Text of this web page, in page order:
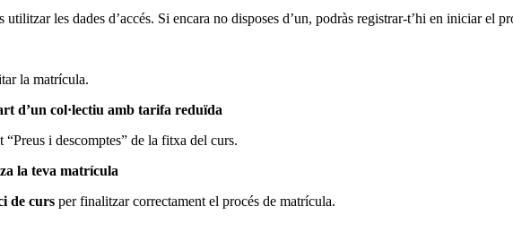
les dades d’accés. Si encara no disposes d’un, podràs registrar-t’hi en iniciar el
la matrícula.
d’un col·lectiu amb tarifa reduïda
“Preus i descomptes” de la fitxa del curs.
la teva matrícula
de curs per finalitzar correctament el procés de matrícula.